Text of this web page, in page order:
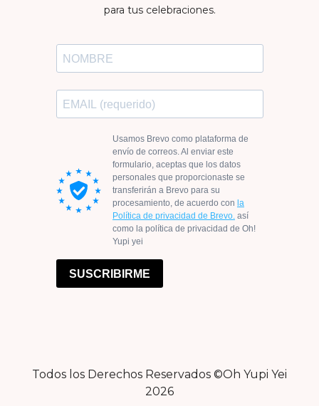
para tus celebraciones.
Todos los Derechos Reservados ©Oh Yupi Yei
2026